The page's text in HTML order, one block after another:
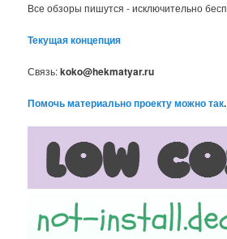
Все обзоры пишутся - исключительно
Текущая концепция
Связь:koko@hekmatyar.ru
Помочь материально проекту можно так.